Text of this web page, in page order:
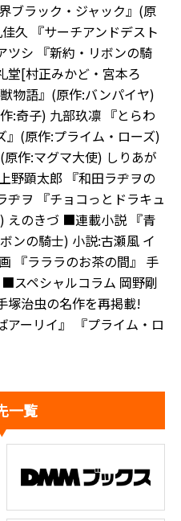
ブラック・ジャック』(原
久 『サーチアンドデスト
ツシ 『新約・リボンの騎
堂[村正みかど・宮本ろ
物語』(原作:バンパイヤ)
:奇子) 九部玖凛 『とらわ
』(原作:プライム・ローズ)
作:マグマ大使) しりあが
野顕太郎 『和田ラヂヲの
ヂヲ 『チョコっとドラキュ
えのきづ ■連載小説 『青
ンの騎士) 小説:古瀬風 イ
『ラララのお茶の間』 手
スペシャルコラム 岡野剛
治虫の名作を再掲載!
アーリイ』 『プライム・ロ
一覧